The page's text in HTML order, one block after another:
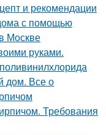
и рекомендации
с помощью
Москве
руками.
дом. Все о
Требования